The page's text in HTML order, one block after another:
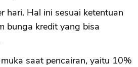
hari. Hal ini sesuai ketentuan
bunga kredit yang bisa
saat pencairan, yaitu 10%